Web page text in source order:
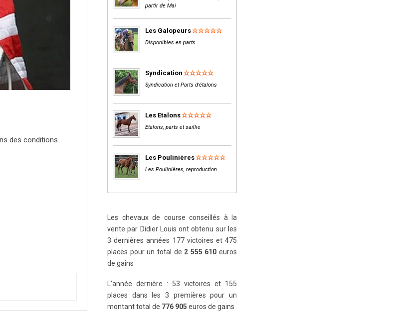
des conditions
partir de Mai
Les Galopeurs
Disponibles en parts
Syndication
Syndication et Parts d'étalons
Les Etalons
Etalons, parts et saillie
Les Poulinières
Les Poulinières, reproduction
Les chevaux de course conseillés à la
vente par Didier Louis ont obtenu sur les
3 dernières années 177 victoires et 475
places pour un total de 2 555 610 euros
de gains
L'année dernière : 53 victoires et 155
places dans les 3 premières pour un
montant total de 776 905 euros de gains